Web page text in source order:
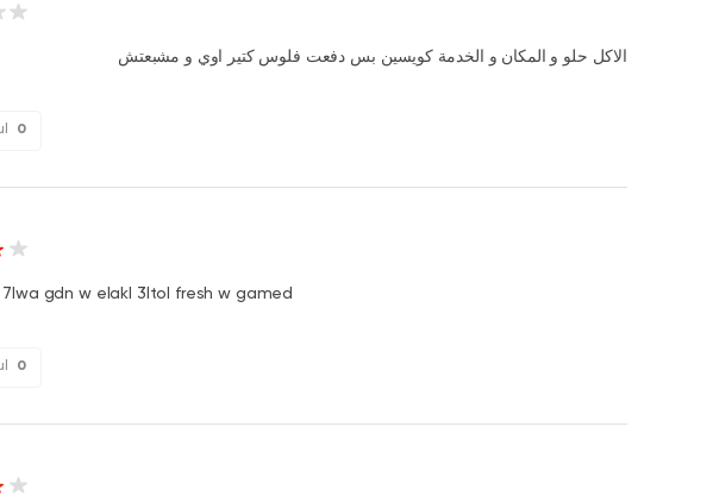
الاكل حلو و المكان و الخدمة كويسين بس دفعت فلوس كتير اوي و مشبعتش
0
gdn w elakl 3ltol fresh w gamed
0